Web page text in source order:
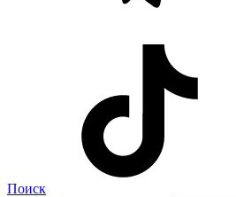
Поиск